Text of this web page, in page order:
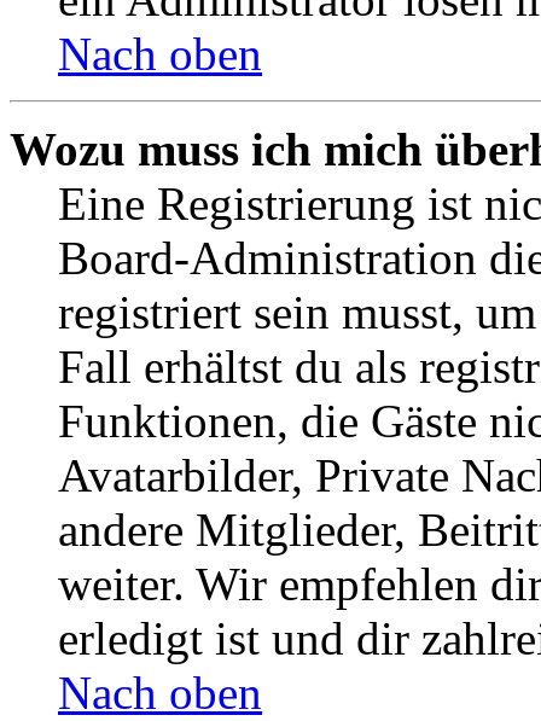
Nach oben
Wozu muss ich mich
Eine Registrierung ist
Board-Administration
registriert sein musst,
Fall erhältst du als
Funktionen, die Gäste
Avatarbilder, Private
andere Mitglieder,
weiter. Wir empfehlen
erledigt ist und dir
Nach oben